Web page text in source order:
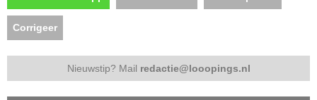
Corrigeer
Nieuwstip? Mail redactie@looopings.nl